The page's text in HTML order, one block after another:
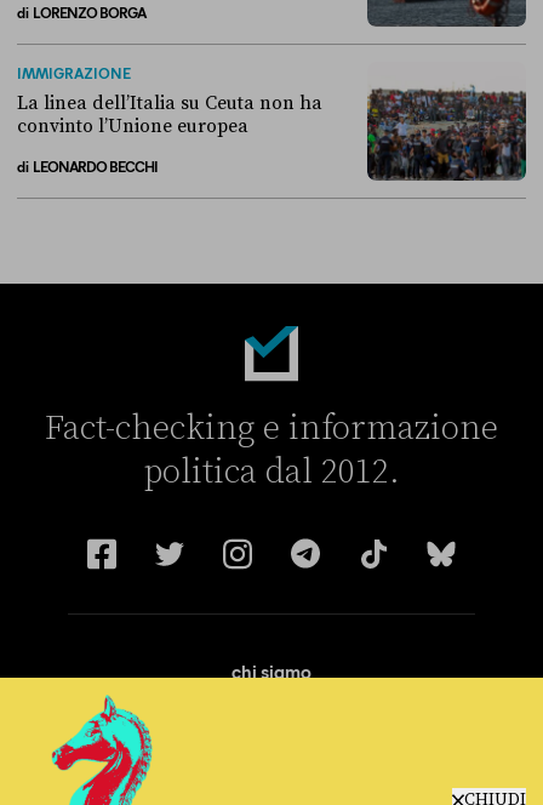
CHIUDI
di LORENZO BORGA
IMMIGRAZIONE
La linea dell’Italia su Ceuta non ha
convinto l’Unione europea
di LEONARDO BECCHI
Fact-checking e informazione
politica dal 2012.
chi siamo